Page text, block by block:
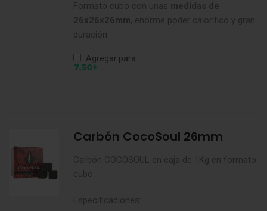
Formato cubo con unas medidas de
26x26x26mm, enorme poder calorífico y gran
duración.
Agregar para
7,50€
Carbón CocoSoul 26mm
Carbón COCOSOUL en caja de 1Kg en formato
cubo.
Especificaciones: